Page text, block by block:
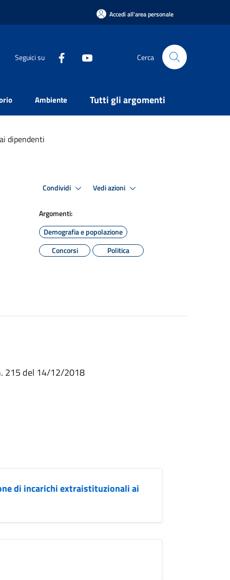
Accedi all'area personale
Seguici su Cerca
Ambiente Tutti gli argomenti
dipendenti
Condividi Vedi azioni
Argomenti:
Demografia e popolazione
Concorsi
Politica
215 del 14/12/2018
di incarichi extraistituzionali ai